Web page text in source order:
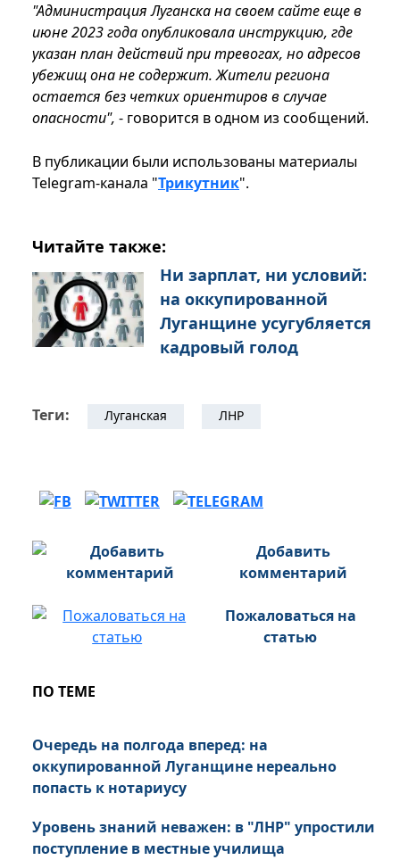
"Администрация Луганска на своем сайте еще в
июне 2023 года опубликовала инструкцию, где
указан план действий при тревогах, но адресов
убежищ она не содержит. Жители региона
остается без четких ориентиров в случае
опасности", - говорится в одном из сообщений.
В публикации были использованы материалы
Telegram-канала "Трикутник".
Читайте также:
Ни зарплат, ни условий:
на оккупированной
Луганщине усугубляется
кадровый голод
Теги: Луганская ЛНР
Добавить
комментарий
Пожаловаться на
статью
ПО ТЕМЕ
Очередь на полгода вперед: на
оккупированной Луганщине нереально
попасть к нотариусу
Уровень знаний неважен: в "ЛНР" упростили
поступление в местные училища